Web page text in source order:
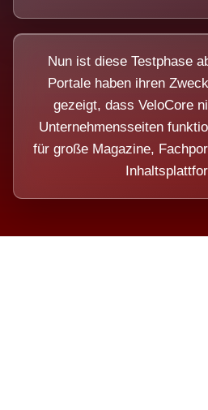
Nun ist diese Testphase
Portale haben ihren
gezeigt, dass VeloCore
Unternehmensseiten
für große Magazine,